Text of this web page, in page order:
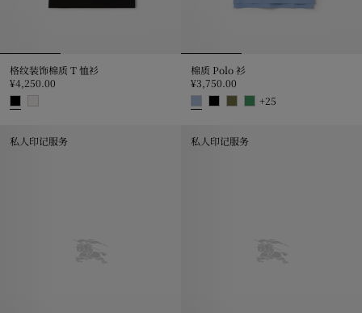
格纹装饰棉质 T 恤衫
¥4,250.00
棉质 Polo 衫
¥3,750.00
+25
私人印记服务 私人印记服务